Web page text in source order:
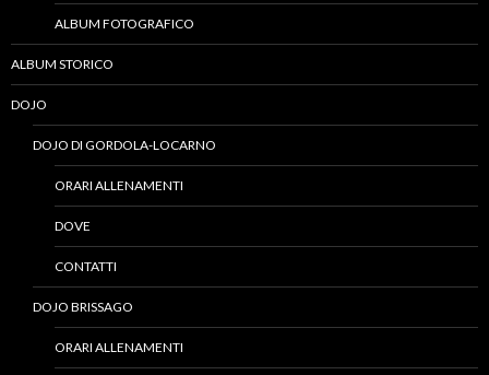
ALBUM FOTOGRAFICO
ALBUM STORICO
DOJO
DOJO DI GORDOLA-LOCARNO
ORARI ALLENAMENTI
DOVE
CONTATTI
DOJO BRISSAGO
ORARI ALLENAMENTI